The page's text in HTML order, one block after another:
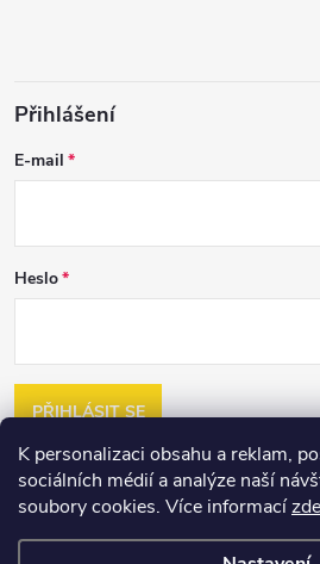
K personalizaci obsahu a reklam,
sociálních médií a analýze naší
soubory cookies. Více informacízde
Přihlášení
E-mail
Heslo
PŘIHLÁSIT SE
Nová registrace
Zapomenuté heslo